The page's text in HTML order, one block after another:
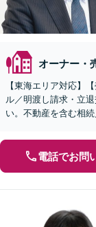
オーナー・
【東海エリア対応】
ル／明渡し請求・立
い。不動産を含む相
電話でお問